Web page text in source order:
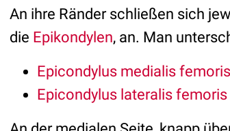
An ihre Ränder schließen sich
die Epikondylen, an. Man
Epicondylus medialis femoris
Epicondylus lateralis femoris